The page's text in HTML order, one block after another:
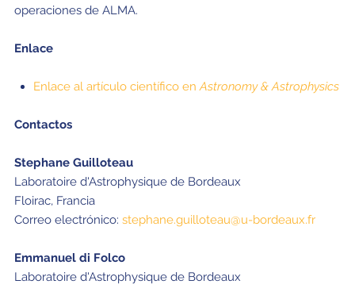
operaciones de ALMA.
Enlace
Enlace al artículo científico enAstronomy & Astrophysics
Contactos
Stephane Guilloteau
Laboratoire d'Astrophysique de Bordeaux
Floirac, Francia
Correo electrónico: stephane.guilloteau@u-bordeaux.fr
Emmanuel di Folco
Laboratoire d'Astrophysique de Bordeaux